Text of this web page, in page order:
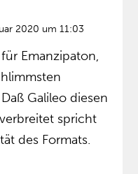
2020 um 11:03
Emanzipaton,
Galileo diesen
spricht
des Formats.